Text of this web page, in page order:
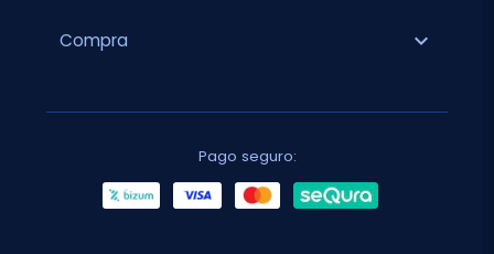
Compra expand_more
Pago seguro: